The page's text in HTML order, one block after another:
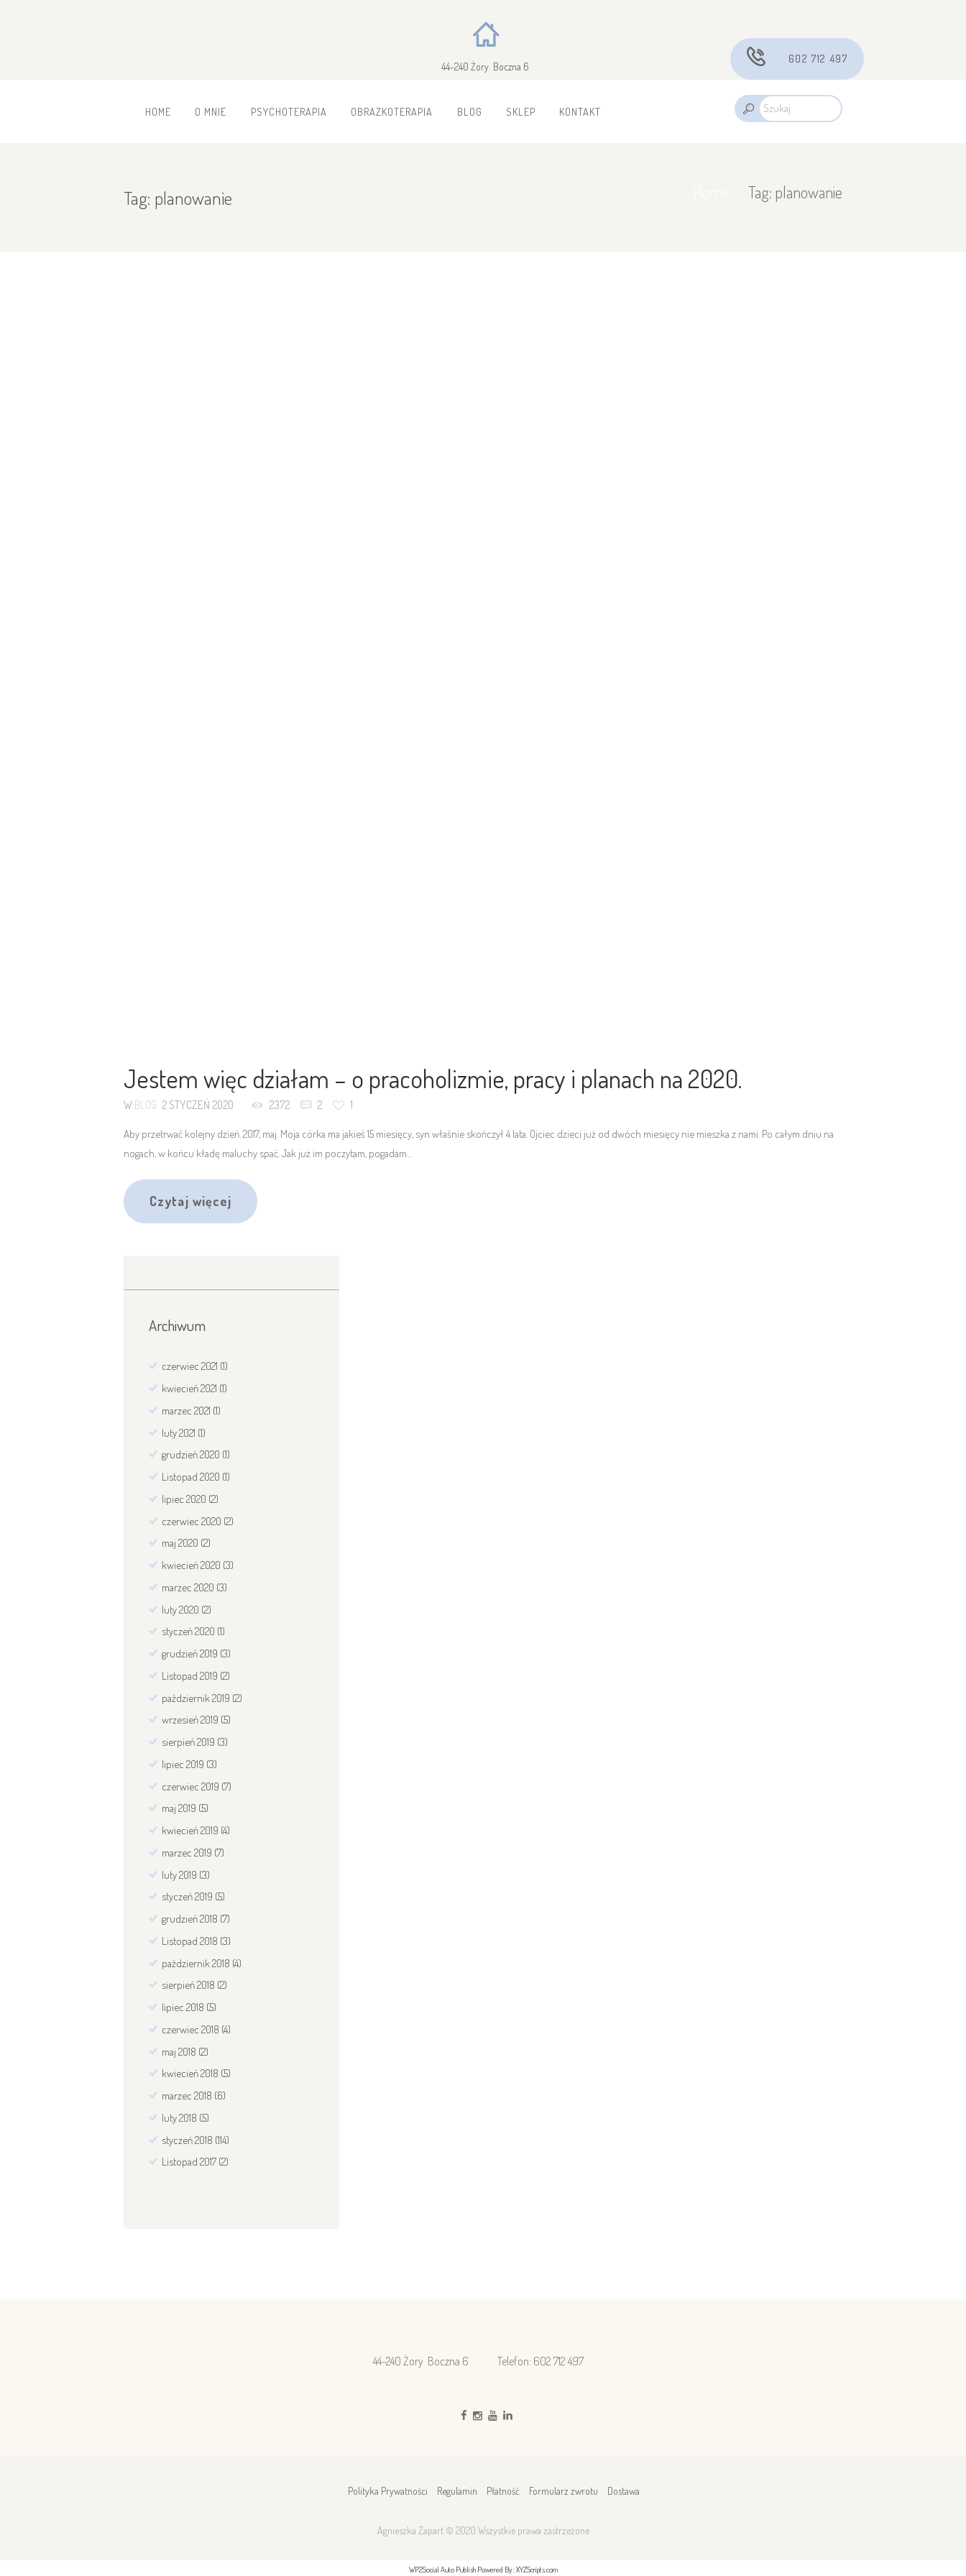
44-240 Żory Boczna 6
602 712 497
HOME O MNIE PSYCHOTERAPIA OBRAZKOTERAPIA BLOG SKLEP KONTAKT
Tag: planowanie Tag: planowanie
Jestem więc działam – o pracoholizmie, pracy i planach na 2020.
W BLOG 2 STYCZEŃ 2020 2372 2 1
Aby przetrwać kolejny dzień. 2017, maj. Moja córka ma jakieś 15 miesięcy, syn właśnie skończył 4 lata. Ojciec dzieci już od dwóch miesięcy nie mieszka z nami. Po całym dniu na
nogach, w końcu kładę maluchy spać. Jak już im poczytam, pogadam...
Czytaj więcej
Archiwum
czerwiec 2021 (1)
kwiecień2021 (1)
marzec 2021 (1)
luty2021 (1)
grudzień2020 (1)
Listopad 2020 (1)
lipiec 2020 (2)
czerwiec 2020 (2)
maj 2020 (2)
kwiecień2020 (3)
marzec 2020 (3)
luty2020 (2)
styczeń2020 (1)
grudzień2019 (3)
Listopad 2019 (2)
październik2019 (2)
wrzesień2019 (5)
sierpień2019 (3)
lipiec 2019 (3)
czerwiec 2019 (7)
maj 2019 (5)
kwiecień2019 (4)
marzec 2019 (7)
luty2019 (3)
styczeń2019 (5)
grudzień2018 (7)
Listopad 2018 (3)
październik2018 (4)
sierpień2018 (2)
lipiec 2018 (5)
czerwiec 2018 (4)
maj 2018 (2)
kwiecień2018 (5)
marzec 2018 (6)
luty2018 (5)
styczeń2018 (114)
Listopad 2017 (2)
Telefon: 602 712 497
44-240 Żory Boczna 6
Polityka Prywatności Regulamin Płatność Formularz zwrotu Dostawa
Agnieszka Zapart © 2020 Wszystkie prawa zastrzeżone
WP2Social Auto Publish Powered By : XYZScripts.com